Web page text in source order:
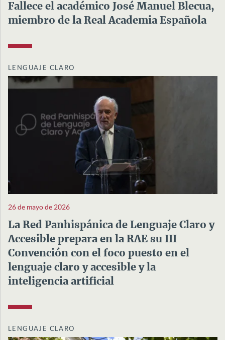
Fallece el académico José Manuel Blecua,
miembro de la Real Academia Española
LENGUAJE CLARO
26 de mayo de 2026
La Red Panhispánica de Lenguaje Claro y
Accesible prepara en la RAE su III
Convención con el foco puesto en el
lenguaje claro y accesible y la
inteligencia artificial
LENGUAJE CLARO